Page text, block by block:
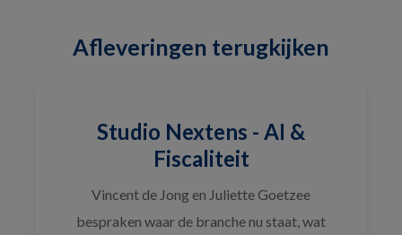
Afleveringen terugkijken
Studio Nextens - AI &
Fiscaliteit
Vincent de Jong en Juliette Goetzee
bespraken waar de branche nu staat, wat